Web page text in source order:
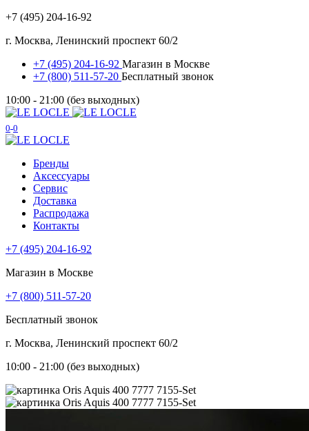
+7 (495) 204-16-92
г. Москва, Ленинский проспект 60/2
+7 (495) 204-16-92 Магазин в Москве
+7 (800) 511-57-20 Бесплатный звонок
10:00 - 21:00 (без выходных)
0 0
Бренды
Аксессуары
Сервис
Доставка
Распродажа
Контакты
+7 (495) 204-16-92
Магазин в Москве
+7 (800) 511-57-20
Бесплатный звонок
г. Москва, Ленинский проспект 60/2
10:00 - 21:00 (без выходных)